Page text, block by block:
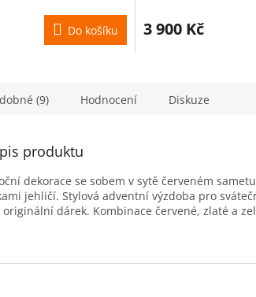
Do košíku 3 900 Kč
(9) Hodnocení Diskuze
produktu
dekorace se sobem v sytě červeném
jehličí. Stylová adventní výzdoba pro
dárek. Kombinace červené, zlaté a